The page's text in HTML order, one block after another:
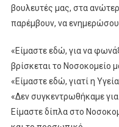
βουλευτές μας, στα
παρέμβουν, να
«Είμαστε εδώ, για να
βρίσκεται το Νοσοκομείο
«Είμαστε εδώ, γιατί η
«Δεν συγκεντρωθήκαμε
Είμαστε δίπλα στο